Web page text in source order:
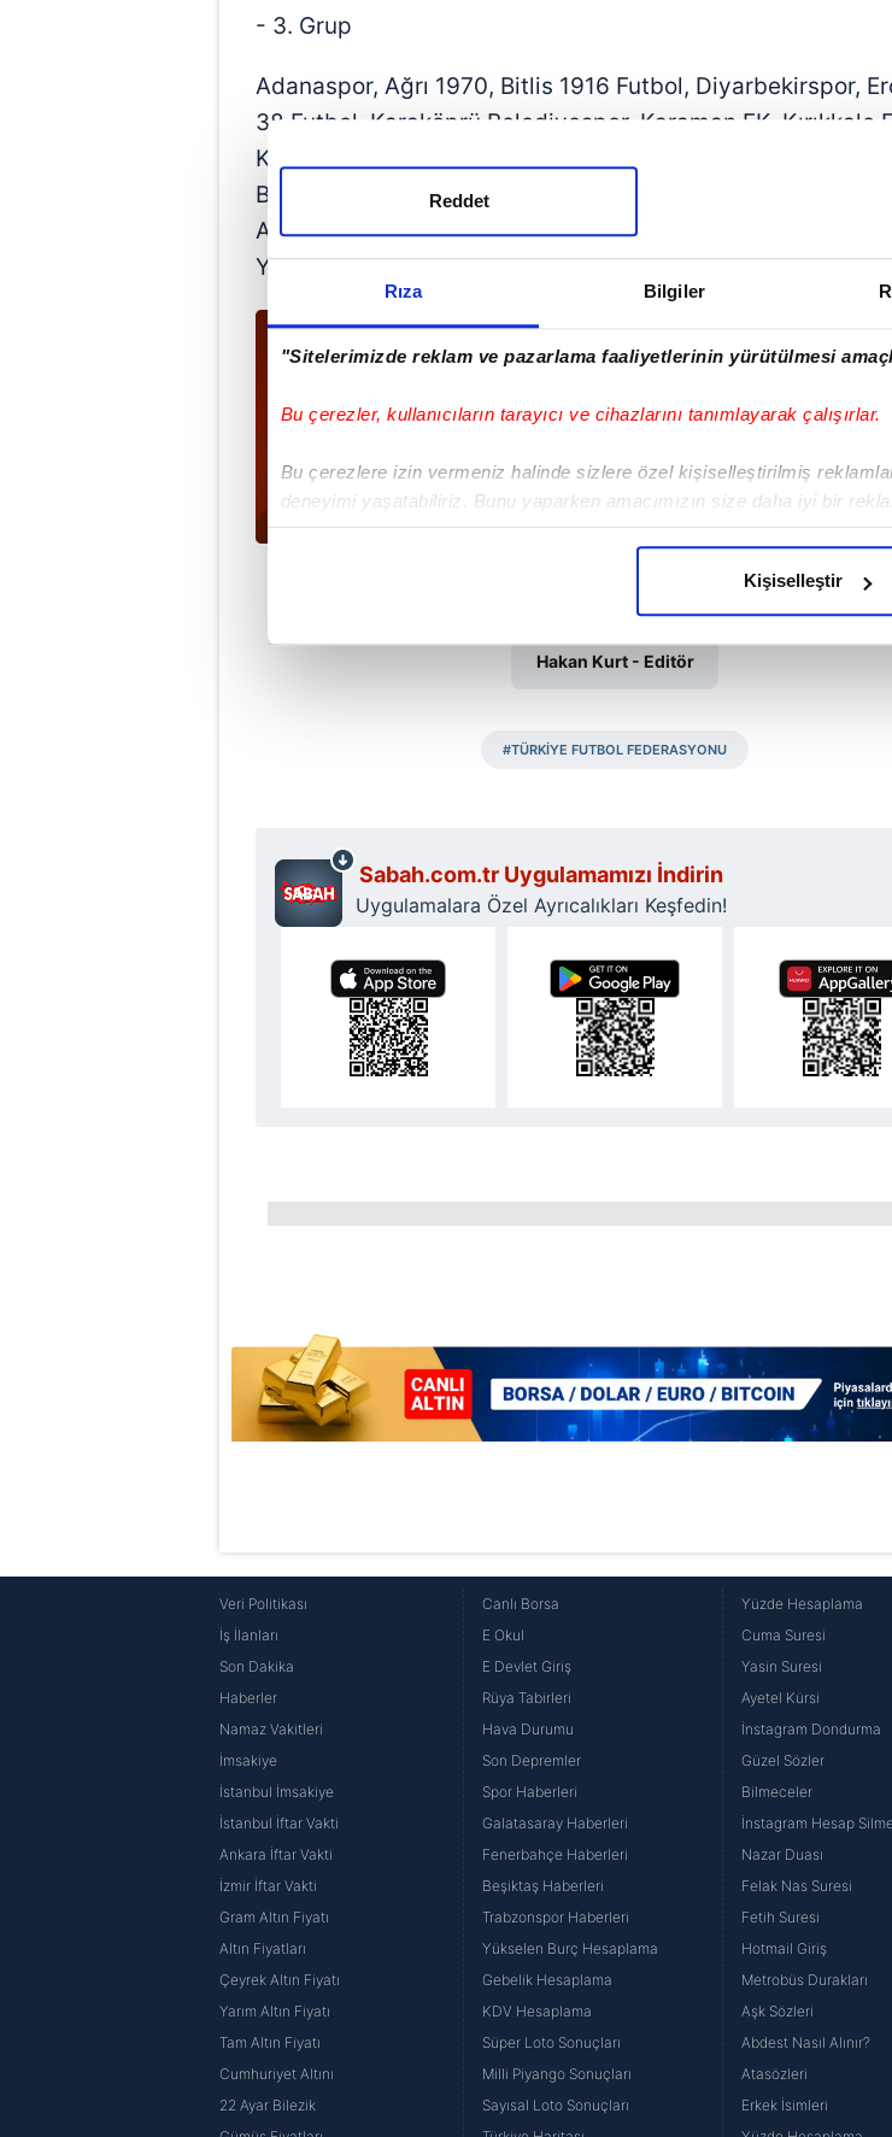
Rıza Bilgiler
"Sitelerimizde reklam ve pazarlama faaliyetlerinin yürütülmesi
Bu çerezler, kullanıcıların tarayıcı ve cihazlarını tanımlayarak çalışırlar.
Bu çerezlere izin vermeniz halinde sizlere özel kişiselleştirilmiş
deneyimi yaşatabiliriz. Bunu yaparken amacımızın size daha iyi bir
içerikleri sunabilmek adına elimizden gelen çabayı gösterdiğimizi ve bu
Her halükârda, kullanıcılar, bu çerezlere izin vermedikleri takdirde,
Sizlere daha iyi bir hizmet sunabilmek için İnternet Sitemizde kendimize
reklam/pazarlama faaliyetlerinin yapılması, amaçlarıyla sınırlı olarak
butonuna tıklayabilir,
6698 sayılı Kişisel Verilerin Korunması Kanunu uyarınca hazırlanmış
Reddet
Kişiselleştir
- 3. Grup
Adanaspor, Ağrı 1970, Bitlis 1916 Futbol, Diyarbekirspor,
38 Futbol, Karaköprü Belediyespor, Karaman FK, Kırıkkale
Kırşehir Futbol, Malatya Yeşilyurtspor, Mazıdağı
Belediyespor, Osmaniyespor, Silifke Belediyespor, Yaz
Adaletgücüspor, Yeni Malatyaspor, Yeni Mersin
Yozgat Belediyesi Bozokspor.
Hakan Kurt - Editör
#TÜRKİYE FUTBOL FEDERASYONU
Sabah.com.tr Uygulamamızı İndirin
Uygulamalara Özel Ayrıcalıkları Keşfedin!
Veri Politikası
İş İlanları
Son Dakika
Haberler
Namaz Vakitleri
İmsakiye
İstanbul İmsakiye
İstanbul İftar Vakti
Ankara İftar Vakti
İzmir İftar Vakti
Gram Altın Fiyatı
Altın Fiyatları
Çeyrek Altın Fiyatı
Yarım Altın Fiyatı
Tam Altın Fiyatı
Cumhuriyet Altını
22 Ayar Bilezik
Canlı Borsa
E Okul
E Devlet Giriş
Rüya Tabirleri
Hava Durumu
Son Depremler
Spor Haberleri
Galatasaray Haberleri
Fenerbahçe Haberleri
Beşiktaş Haberleri
Trabzonspor Haberleri
Yükselen Burç Hesaplama
Gebelik Hesaplama
KDV Hesaplama
Süper Loto Sonuçları
Milli Piyango Sonuçları
Sayısal Loto Sonuçları
Yüzde Hesaplama
Cuma Suresi
Yasin Suresi
Ayetel Kürsi
İnstagram Dondurma
Güzel Sözler
Bilmeceler
İnstagram Hesap
Nazar Duası
Felak Nas Suresi
Fetih Suresi
Hotmail Giriş
Metrobüs Durakları
Aşk Sözleri
Abdest Nasıl Alınır?
Atasözleri
Erkek İsimleri